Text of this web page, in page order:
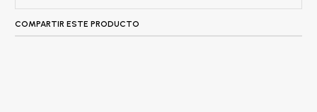
COMPARTIR ESTE PRODUCTO